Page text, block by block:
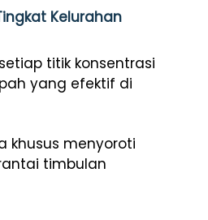
Kelurahan
setiap titik konsentrasi
yang efektif di
khusus menyoroti
timbulan